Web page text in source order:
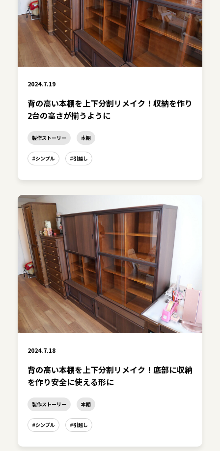
2024.7.19
背の高い本棚を上下分割リメイク！収納を作り
2台の高さが揃うように
製作ストーリー 本棚
#シンプル #引越し
2024.7.18
背の高い本棚を上下分割リメイク！底部に収納
を作り安全に使える形に
製作ストーリー 本棚
#シンプル #引越し